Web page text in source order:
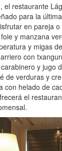
, el restaurante
para la
en pareja
y manzana
y migas
con
y jugo
de verduras y
con helado de
el